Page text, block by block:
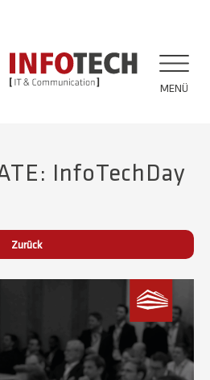
MENÜ
InfoTechDay
Zurück